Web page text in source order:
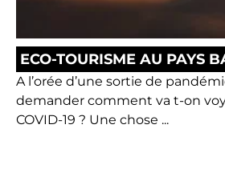
ECO-TOURISME AU PAYS
A l’orée d’une sortie de
demander comment va t-on
COVID-19 ? Une chose ...